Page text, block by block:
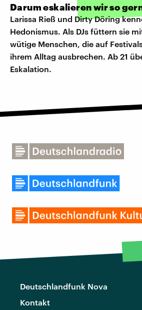
Darum eskalieren wir so
Larissa Rieß und Dirty Döring
Hedonismus. Als DJs füttern sie
wütige Menschen, die auf
ihrem Alltag ausbrechen. Ab 21
Eskalation.
Deutschlandfunk Nova
Kontakt